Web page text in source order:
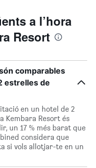
a l’hora
Resort
comparables
estrelles de
en un hotel de 2
Kembara Resort és
un 17 % més barat que
considera que
si vols allotjar-te en un